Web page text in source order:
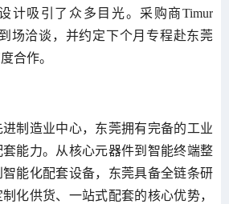
计吸引了众多目光。采购商Timur
场洽谈，并约定下个月专程赴东莞
合作。
制造业中心，东莞拥有完备的工业
能力。从核心元器件到智能终端整
能化配套设备，东莞具备全链条研
化供货、一站式配套的核心优势，